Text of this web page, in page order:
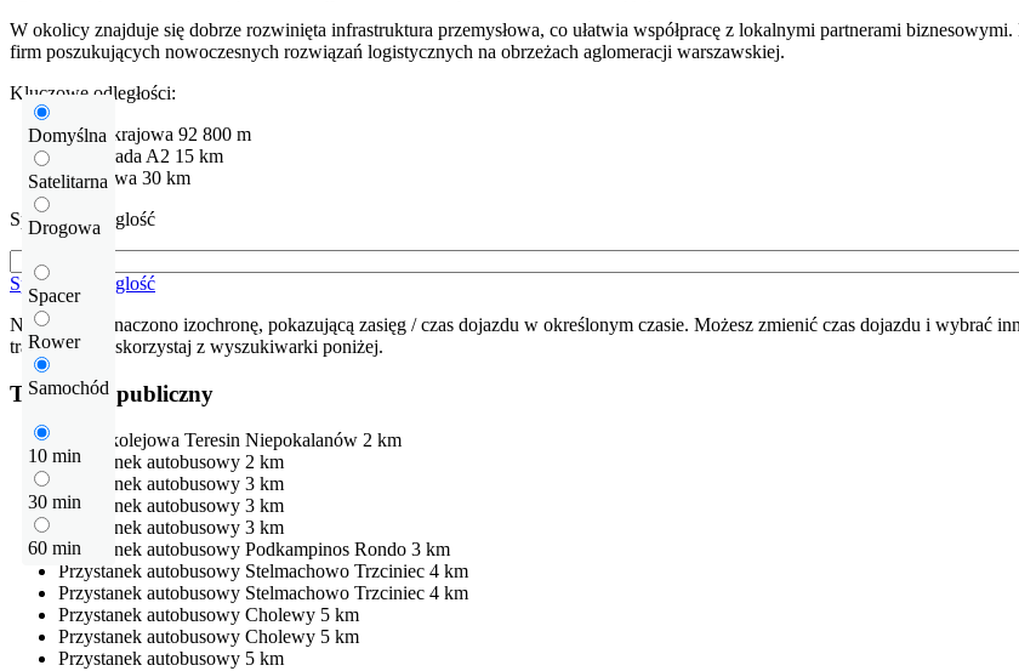
W okolicy znajduje się dobrze rozwinięta infrastruktura przemysłowa, co ułatwia współpracę z lokalnymi partnerami
firm poszukujących nowoczesnych rozwiązań logistycznych na obrzeżach aglomeracji warszawskiej.
Domyślna
Satelitarna
Drogowa
Spacer
Rower
Samochód
10 min
30 min
60 min
Kluczowe odległości:
Droga krajowa 92 800 m
Autostrada A2 15 km
Warszawa 30 km
Sprawdź odleglość
Sprawdź odleglość
Na mapie zaznaczono izochronę, pokazującą zasięg / czas dojazdu w określonym czasie. Możesz zmienić czas dojazdu i wybrać
trasę dojazdu skorzystaj z wyszukiwarki poniżej.
Transport publiczny
Stacja kolejowa Teresin Niepokalanów 2 km
Przystanek autobusowy 2 km
Przystanek autobusowy 3 km
Przystanek autobusowy 3 km
Przystanek autobusowy 3 km
Przystanek autobusowy Podkampinos Rondo 3 km
Przystanek autobusowy Stelmachowo Trzciniec 4 km
Przystanek autobusowy Stelmachowo Trzciniec 4 km
Przystanek autobusowy Cholewy 5 km
Przystanek autobusowy Cholewy 5 km
Przystanek autobusowy 5 km